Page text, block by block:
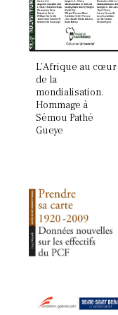
L’Afrique au cœur
de la
mondialisation.
Hommage à
Sémou Pathé
Gueye